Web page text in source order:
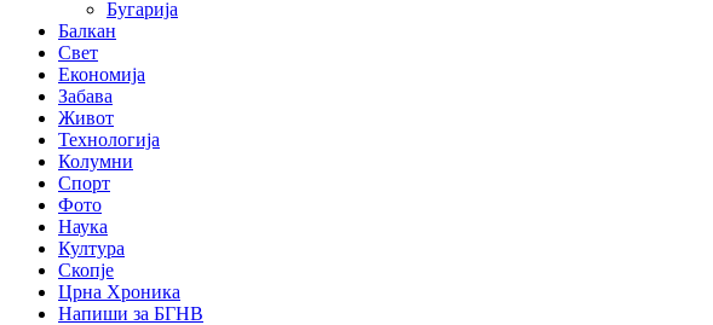
Бугарија
Балкан
Свет
Економија
Забава
Живот
Технологија
Колумни
Спорт
Фото
Наука
Култура
Скопје
Црна Хроника
Напиши за БГНВ